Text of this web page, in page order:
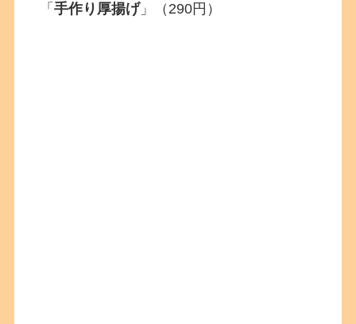
「手作り厚揚げ」（290円）